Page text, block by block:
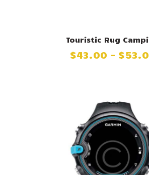
Touristic Rug
$43.00 – $53.